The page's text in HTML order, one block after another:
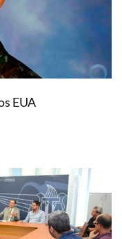
EUA